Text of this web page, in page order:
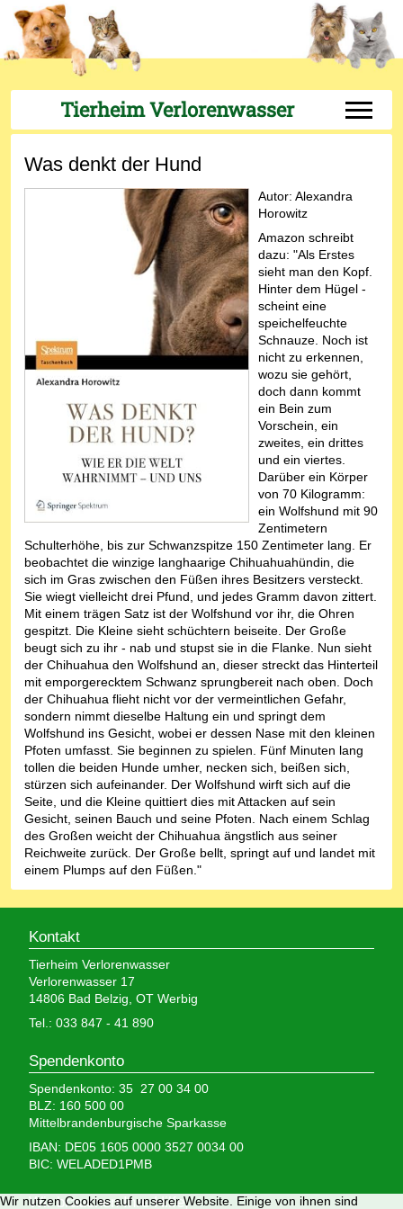
Tierheim Verlorenwasser Off-
Was denkt der Hund
Autor: Alexandra
Horowitz
Amazon schreibt
dazu: "Als Erstes
sieht man den Kopf.
Hinter dem Hügel -
scheint eine
speichelfeuchte
Schnauze. Noch ist
nicht zu erkennen,
wozu sie gehört,
doch dann kommt
ein Bein zum
Vorschein, ein
zweites, ein drittes
und ein viertes.
Darüber ein Körper
von 70 Kilogramm:
ein Wolfshund mit 90
Zentimetern
Schulterhöhe, bis zur Schwanzspitze 150 Zentimeter lang. Er
beobachtet die winzige langhaarige Chihuahuahündin, die
sich im Gras zwischen den Füßen ihres Besitzers versteckt.
Sie wiegt vielleicht drei Pfund, und jedes Gramm davon zittert.
Mit einem trägen Satz ist der Wolfshund vor ihr, die Ohren
gespitzt. Die Kleine sieht schüchtern beiseite. Der Große
beugt sich zu ihr - nab und stupst sie in die Flanke. Nun sieht
der Chihuahua den Wolfshund an, dieser streckt das Hinterteil
mit emporgerecktem Schwanz sprungbereit nach oben. Doch
der Chihuahua flieht nicht vor der vermeintlichen Gefahr,
sondern nimmt dieselbe Haltung ein und springt dem
Wolfshund ins Gesicht, wobei er dessen Nase mit den kleinen
Pfoten umfasst. Sie beginnen zu spielen. Fünf Minuten lang
tollen die beiden Hunde umher, necken sich, beißen sich,
stürzen sich aufeinander. Der Wolfshund wirft sich auf die
Seite, und die Kleine quittiert dies mit Attacken auf sein
Gesicht, seinen Bauch und seine Pfoten. Nach einem Schlag
des Großen weicht der Chihuahua ängstlich aus seiner
Reichweite zurück. Der Große bellt, springt auf und landet mit
einem Plumps auf den Füßen."
Kontakt
Tierheim Verlorenwasser
Verlorenwasser 17
14806 Bad Belzig, OT Werbig
Tel.: 033 847 - 41 890
Spendenkonto
Spendenkonto: 35 27 00 34 00
BLZ: 160 500 00
Mittelbrandenburgische Sparkasse
IBAN: DE05 1605 0000 3527 0034 00
BIC: WELADED1PMB
Wir brauchen Ihre Hilfe,
Wir nutzen Cookies auf unserer Website. Einige von ihnen sind